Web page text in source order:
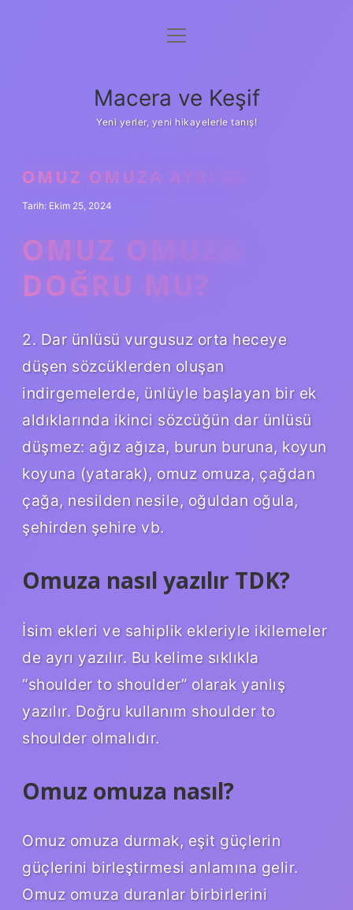
Anasayfa
Yasal Uyarı
menüyü
Macera ve Keşif
Yeni yerler, yeni hikayelerle tanış!
OMUZ OMUZA AYRI MI
Tarih: Ekim 25, 2024
OMUZ OMUZA
DOĞRU MU?
2. Dar ünlüsü vurgusuz orta heceye
düşen sözcüklerden oluşan
indirgemelerde, ünlüyle başlayan bir ek
aldıklarında ikinci sözcüğün dar ünlüsü
düşmez: ağız ağıza, burun buruna, koyun
koyuna (yatarak), omuz omuza, çağdan
çağa, nesilden nesile, oğuldan oğula,
şehirden şehire vb.
Omuza nasıl yazılır TDK?
İsim ekleri ve sahiplik ekleriyle ikilemeler
de ayrı yazılır. Bu kelime sıklıkla
“shoulder to shoulder” olarak yanlış
yazılır. Doğru kullanım shoulder to
shoulder olmalıdır.
Omuz omuza nasıl?
Omuz omuza durmak, eşit güçlerin
güçlerini birleştirmesi anlamına gelir.
Omuz omuza duranlar birbirlerini